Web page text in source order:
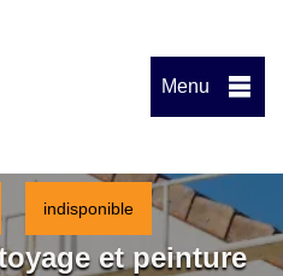
Menu
indisponible
et peinture